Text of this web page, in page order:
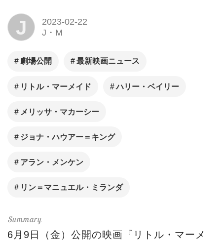
J
2023-02-22
J・M
劇場公開 最新映画ニュース
リトル・マーメイド ハリー・ベイリー
メリッサ・マカーシー
ジョナ・ハウアー＝キング
アラン・メンケン
リン＝マニュエル・ミランダ
6月9日（金）公開の映画『リトル・マーメ